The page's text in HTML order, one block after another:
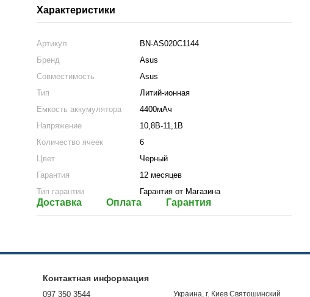
Характеристики
Артикул
BN-AS020C1144
Бренд
Asus
Совместимость
Asus
Тип
Литий-ионная
Емкость аккумулятора
4400мАч
Напряжение
10,8В-11,1В
Количество ячеек
6
Цвет
Черный
Гарантия
12 месяцев
Тип гарантии
Гарантия от Магазина
Доставка Оплата Гарантия
Контактная информация
097 350 3544 Украина, г. Киев Святошинский